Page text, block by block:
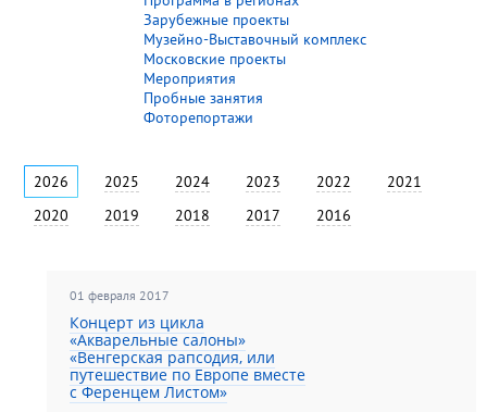
Зарубежные проекты
Музейно-Выставочный комплекс
Московские проекты
Мероприятия
Пробные занятия
Фоторепортажи
2026 2025 2024 2023 2022
2021
2020
2019 2018 2017 2016
01 февраля 2017
Концерт из цикла
«Акварельные салоны»
«Венгерская рапсодия, или
путешествие по Европе вместе
с Ференцем Листом»